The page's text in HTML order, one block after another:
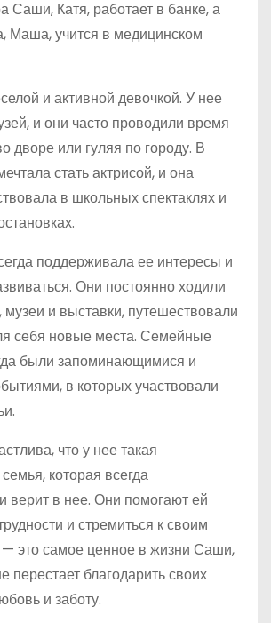
Саши, Катя, работает в банке, а
Маша, учится в медицинском
и активной девочкой. У нее
и они часто проводили время
дворе или гуляя по городу. В
стать актрисой, и она
в школьных спектаклях и
поддерживала ее интересы и
Они постоянно ходили
музеи и выставки, путешествовали
себя новые места. Семейные
были запоминающимися и
в которых участвовали
что у нее такая
которая всегда
верит в нее. Они помогают ей
и стремиться к своим
это самое ценное в жизни Саши,
перестает благодарить своих
и заботу.